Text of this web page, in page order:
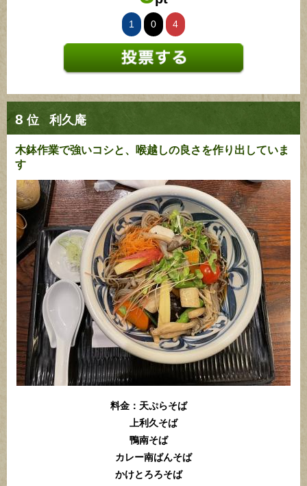
1 0 4
8 位 利久庵
木鉢作業で強いコシと、喉越しの良さを作り出していま
す
料金：天ぷらそば
上利久そば
鴨南そば
カレー南ばんそば
かけとろろそば